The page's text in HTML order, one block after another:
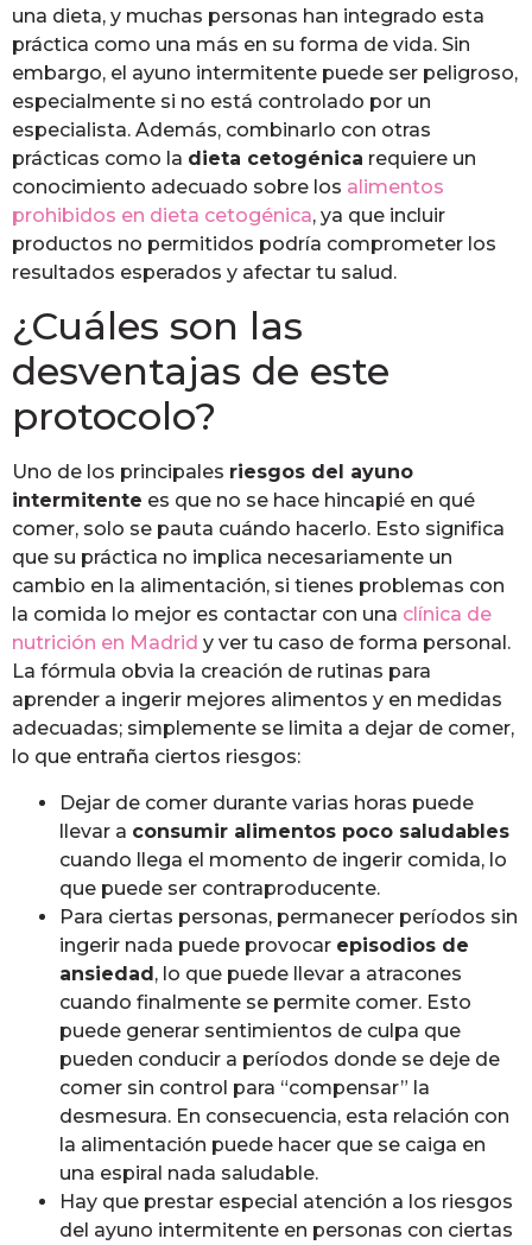
una dieta, y muchas personas han integrado esta
práctica como una más en su forma de vida. Sin
embargo, el ayuno intermitente puede ser peligroso,
especialmente si no está controlado por un
especialista. Además, combinarlo con otras
prácticas como la dieta cetogénica requiere un
conocimiento adecuado sobre los alimentos
prohibidos en dieta cetogénica, ya que incluir
productos no permitidos podría comprometer los
resultados esperados y afectar tu salud.
¿Cuáles son las
desventajas de este
protocolo?
Uno de los principales riesgos del ayuno
intermitente es que no se hace hincapié en qué
comer, solo se pauta cuándo hacerlo. Esto significa
que su práctica no implica necesariamente un
cambio en la alimentación, si tienes problemas con
la comida lo mejor es contactar con una clínica de
nutrición en Madrid y ver tu caso de forma personal.
La fórmula obvia la creación de rutinas para
aprender a ingerir mejores alimentos y en medidas
adecuadas; simplemente se limita a dejar de comer,
lo que entraña ciertos riesgos:
Dejar de comer durante varias horas puede
llevar a consumir alimentos poco saludables
cuando llega el momento de ingerir comida, lo
que puede ser contraproducente.
Para ciertas personas, permanecer períodos sin
ingerir nada puede provocar episodios de
ansiedad, lo que puede llevar a atracones
cuando finalmente se permite comer. Esto
puede generar sentimientos de culpa que
pueden conducir a períodos donde se deje de
comer sin control para “compensar” la
desmesura. En consecuencia, esta relación con
la alimentación puede hacer que se caiga en
una espiral nada saludable.
Hay que prestar especial atención a los riesgos
del ayuno intermitente en personas con ciertas